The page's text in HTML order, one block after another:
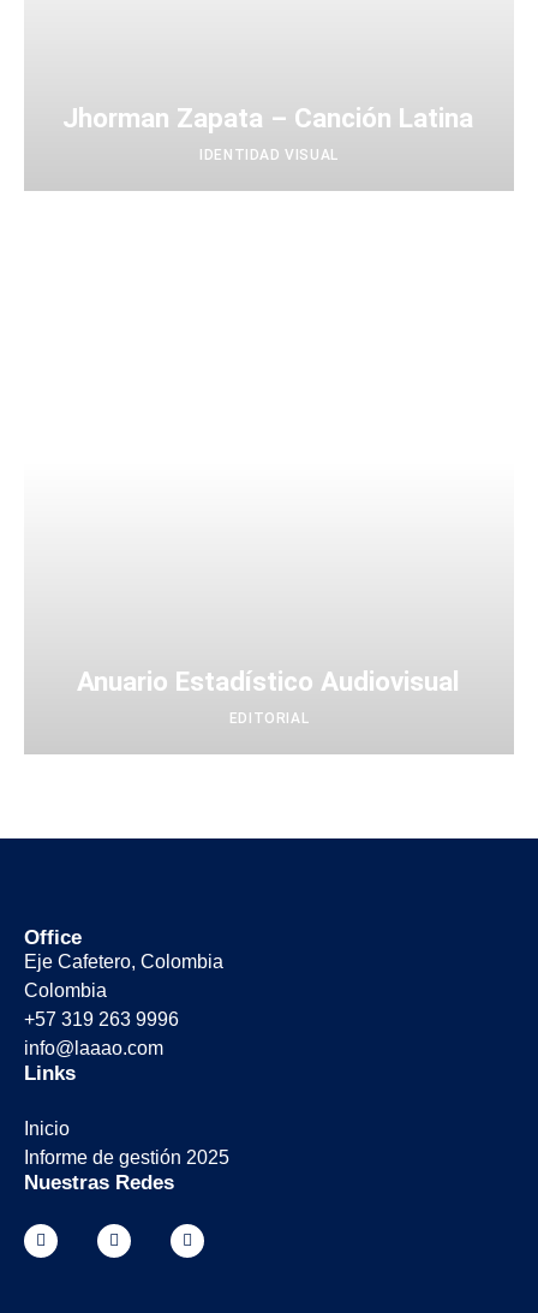
Jhorman Zapata – Canción Latina
IDENTIDAD VISUAL
Anuario Estadístico Audiovisual
EDITORIAL
Office
Eje Cafetero, Colombia
Colombia
+57 319 263 9996
info@laaao.com
Links
Inicio
Informe de gestión 2025
Nuestras Redes